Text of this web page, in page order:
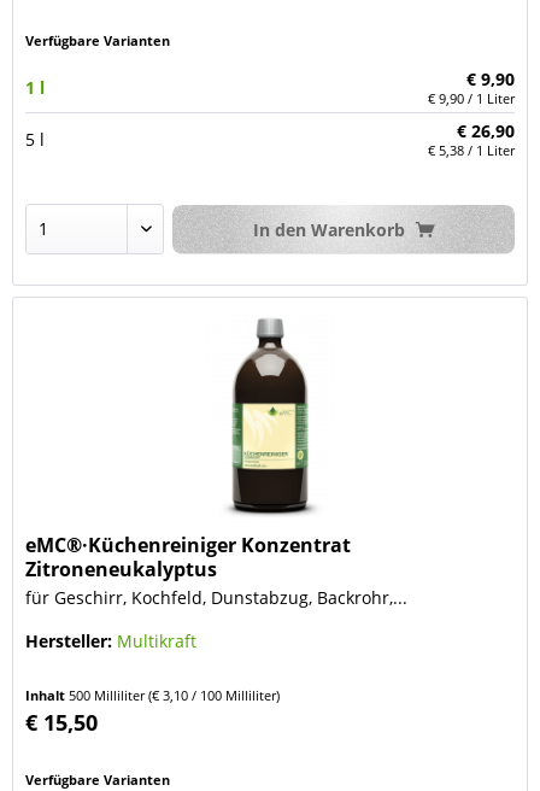
Verfügbare Varianten
1 l € 9,90
€ 9,90 / 1 Liter
5 l € 26,90
€ 5,38 / 1 Liter
In den Warenkorb
eMC®·Küchenreiniger Konzentrat
Zitroneneukalyptus
für Geschirr, Kochfeld, Dunstabzug, Backrohr,...
Hersteller: Multikraft
Inhalt500 Milliliter(€ 3,10 / 100 Milliliter)
€ 15,50
Verfügbare Varianten